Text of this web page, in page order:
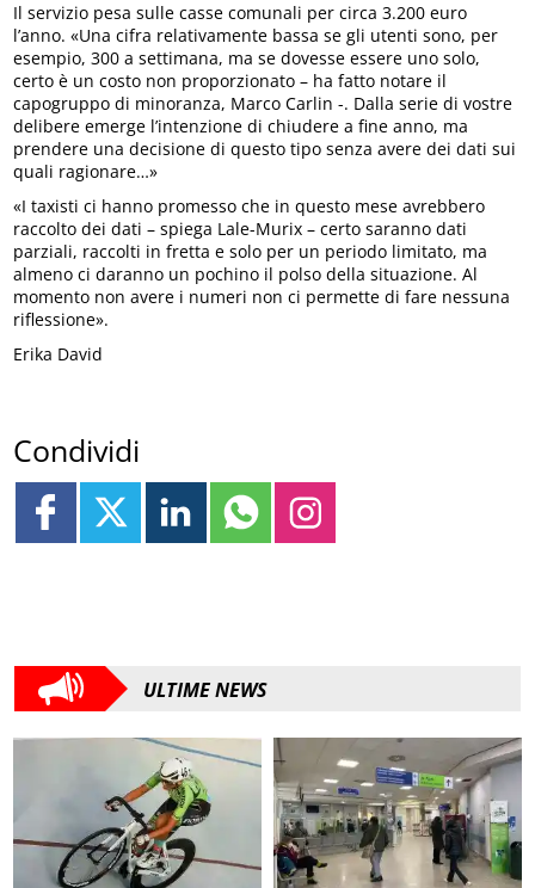
Il servizio pesa sulle casse comunali per circa 3.200 euro
l’anno. «Una cifra relativamente bassa se gli utenti sono, per
esempio, 300 a settimana, ma se dovesse essere uno solo,
certo è un costo non proporzionato – ha fatto notare il
capogruppo di minoranza, Marco Carlin -. Dalla serie di vostre
delibere emerge l’intenzione di chiudere a fine anno, ma
prendere una decisione di questo tipo senza avere dei dati sui
quali ragionare…»
«I taxisti ci hanno promesso che in questo mese avrebbero
raccolto dei dati – spiega Lale-Murix – certo saranno dati
parziali, raccolti in fretta e solo per un periodo limitato, ma
almeno ci daranno un pochino il polso della situazione. Al
momento non avere i numeri non ci permette di fare nessuna
riflessione».
Erika David
Condividi
ULTIME NEWS